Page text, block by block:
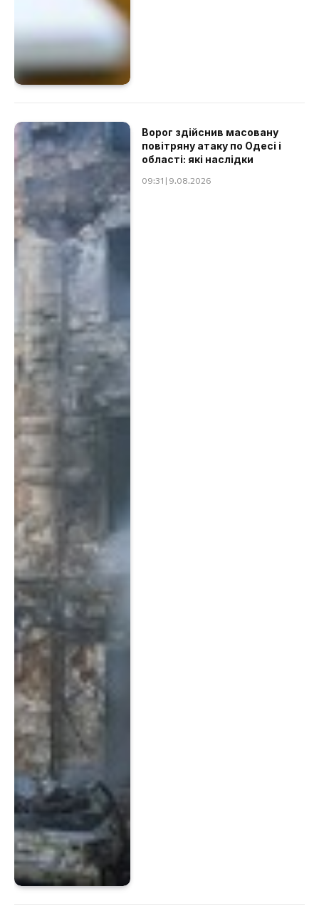
Ворог здійснив масовану
повітряну атаку по Одесі і
області: які наслідки
09:31 | 9.08.2026